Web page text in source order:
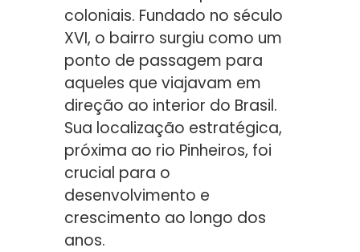
coloniais. Fundado no século
XVI, o bairro surgiu como um
ponto de passagem para
aqueles que viajavam em
direção ao interior do Brasil.
Sua localização estratégica,
próxima ao rio Pinheiros, foi
crucial para o
desenvolvimento e
crescimento ao longo dos
anos.